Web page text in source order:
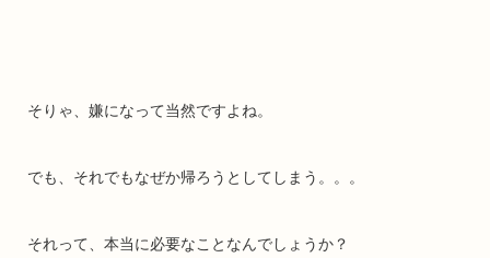
そりゃ、嫌になって当然ですよね。
でも、それでもなぜか帰ろうとしてしまう。。。
それって、本当に必要なことなんでしょうか？